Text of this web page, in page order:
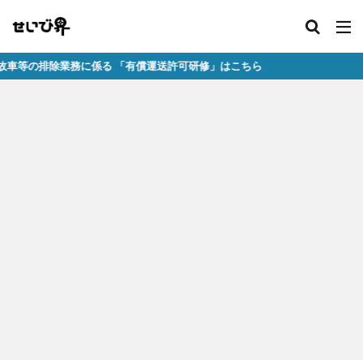
除業務に係る 「有償運送許可研修」はこちら